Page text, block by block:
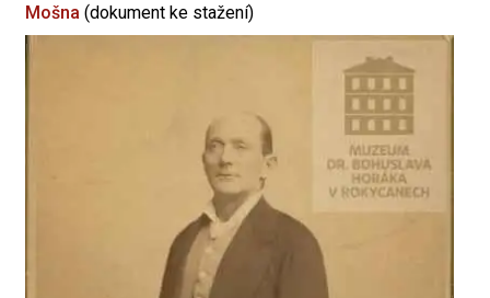
Mošna (dokument ke stažení)